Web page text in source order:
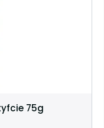
75g